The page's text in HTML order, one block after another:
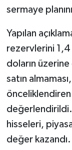
sermaye
Yapılan
rezervlerini
doların
satın
önceliklendiren
değerlendirildi.
hisseleri,
değer kazandı.